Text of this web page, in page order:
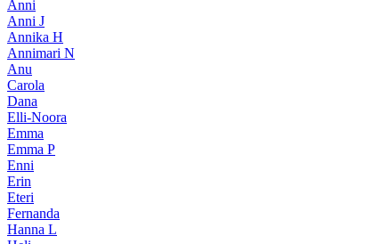
Anni
Anni J
Annika H
Annimari N
Anu
Carola
Dana
Elli-Noora
Emma
Emma P
Enni
Erin
Eteri
Fernanda
Hanna L